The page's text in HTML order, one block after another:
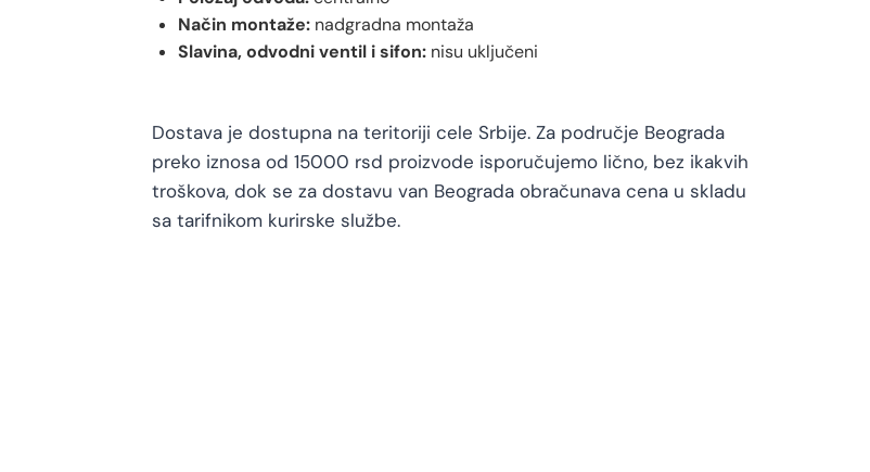
Način montaže: nadgradna montaža
Slavina, odvodni ventil i sifon: nisu uključeni
Dostava je dostupna na teritoriji cele Srbije. Za područje Beograda
preko iznosa od 15000 rsd proizvode isporučujemo lično, bez ikakvih
troškova, dok se za dostavu van Beograda obračunava cena u skladu
sa tarifnikom kurirske službe.